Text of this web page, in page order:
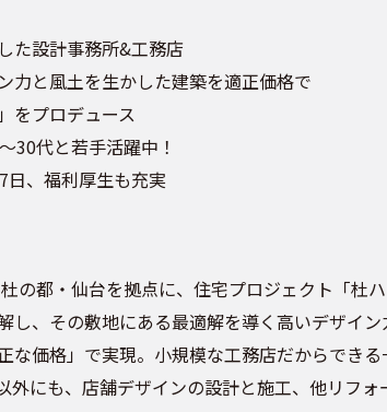
た設計事務所&工務店
力と風土を生かした建築を適正価格で
をプロデュース
30代と若手活躍中！
日、福利厚生も充実
の都・仙台を拠点に、住宅プロジェクト「杜
し、その敷地にある最適解を導く高いデザイ
な価格」で実現。小規模な工務店だからでき
外にも、店舗デザインの設計と施工、他リフォ